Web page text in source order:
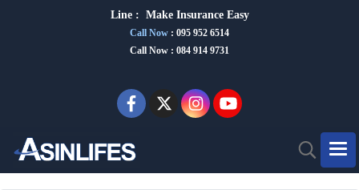
Line : Make Insurance Easy
Call Now : 095 952 6514
Call Now : 084 914 9731